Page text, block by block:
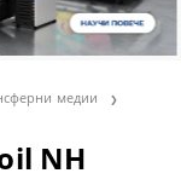
медии
NH